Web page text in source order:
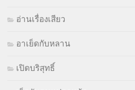
อ่านเรื่องเสียว
อาเย็ดกับหลาน
เปิดบริสุทธิ์